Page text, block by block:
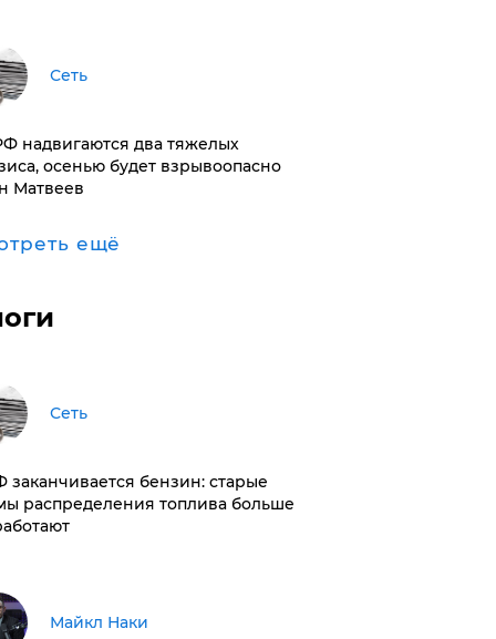
Сеть
надвигаются два тяжелых
осенью будет взрывоопасно
Матвеев
ещё
Сеть
заканчивается бензин: старые
распределения топлива больше
Майкл Наки